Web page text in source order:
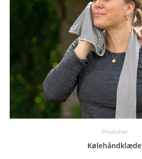
Produkter
Kølehåndklæde